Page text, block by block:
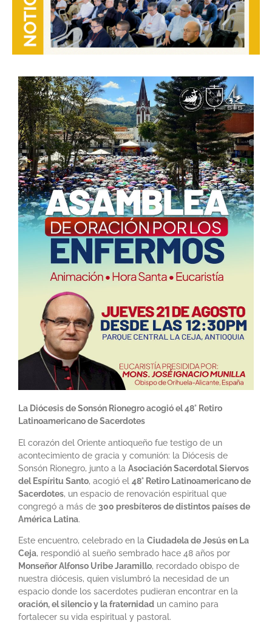
La Diócesis de Sonsón Rionegro acogió el 48° Retiro
Latinoamericano de Sacerdotes
El corazón del Oriente antioqueño fue testigo de un
acontecimiento de gracia y comunión: la Diócesis de
Sonsón Rionegro, junto a la Asociación Sacerdotal Siervos
del Espíritu Santo, acogió el 48° Retiro Latinoamericano de
Sacerdotes, un espacio de renovación espiritual que
congregó a más de 300 presbíteros de distintos países de
América Latina.
Este encuentro, celebrado en la Ciudadela de Jesús en La
Ceja, respondió al sueño sembrado hace 48 años por
Monseñor Alfonso Uribe Jaramillo, recordado obispo de
nuestra diócesis, quien vislumbró la necesidad de un
espacio donde los sacerdotes pudieran encontrar en la
oración, el silencio y la fraternidad un camino para
fortalecer su vida espiritual y pastoral.